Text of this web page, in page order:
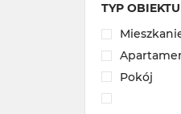
TYP OBIEKTU
Pokój